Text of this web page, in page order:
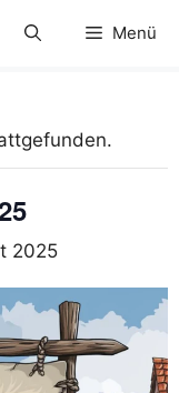
Menü
2025